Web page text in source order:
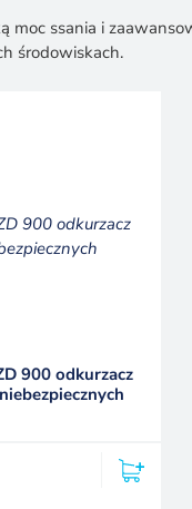
moc ssania i
środowiskach.
900 odkurzacz